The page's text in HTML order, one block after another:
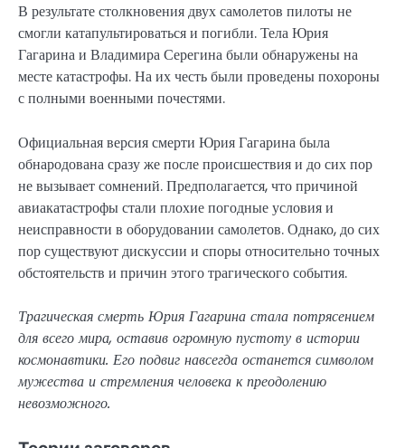
В результате столкновения двух самолетов пилоты не
смогли катапультироваться и погибли. Тела Юрия
Гагарина и Владимира Серегина были обнаружены на
месте катастрофы. На их честь были проведены похороны
с полными военными почестями.
Официальная версия смерти Юрия Гагарина была
обнародована сразу же после происшествия и до сих пор
не вызывает сомнений. Предполагается, что причиной
авиакатастрофы стали плохие погодные условия и
неисправности в оборудовании самолетов. Однако, до сих
пор существуют дискуссии и споры относительно точных
обстоятельств и причин этого трагического события.
Трагическая смерть Юрия Гагарина стала потрясением
для всего мира, оставив огромную пустоту в истории
космонавтики. Его подвиг навсегда останется символом
мужества и стремления человека к преодолению
невозможного.